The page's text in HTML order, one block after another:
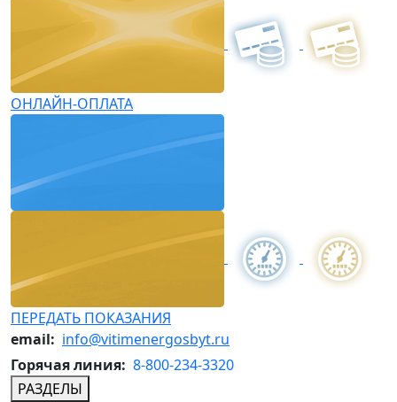
ОНЛАЙН-ОПЛАТА
ПЕРЕДАТЬ ПОКАЗАНИЯ
email: info@vitimenergosbyt.ru
Горячая линия: 8-800-234-3320
РАЗДЕЛЫ